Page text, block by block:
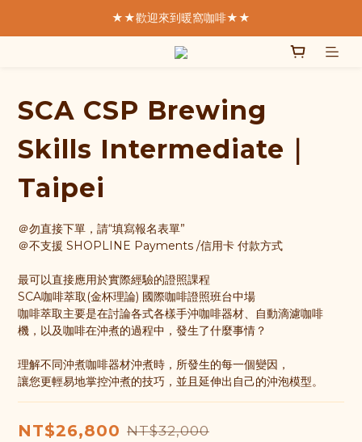
★★歡迎來到暖窩咖啡★★
  我們致力於製作好的咖啡
SCA精品咖啡協會  認證講師親手烘焙
★★歡迎來到暖窩咖啡★★
SCA CSP Brewing
Skills Intermediate｜
Taipei
＠勿直接下單，請“填寫報名表單”
＠不支援 SHOPLINE Payments /信用卡 付款方式
最可以直接應用於實際經驗的證照課程
SCA咖啡萃取(金杯理論) 國際咖啡證照班台中場
咖啡萃取主要是在討論各式各樣手沖咖啡器材、自動滴濾咖啡
機，以及咖啡在沖煮的過程中，發生了什麼事情？
理解不同沖煮咖啡器材沖煮時，所發生的每一個變因，
讓您更輕易地掌控沖煮的技巧，並且延伸出自己的沖泡模型。
NT$26,800 NT$32,000